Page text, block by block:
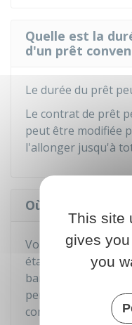
Quelle est la
d'un prêt
Le durée du prêt
Le contrat de prêt
peut être modifiée
l'allonger jusqu'à
Où demander le
Vous devez le
établissement
banque) qui a
permettant
consulter la
liste
This site
gives
you